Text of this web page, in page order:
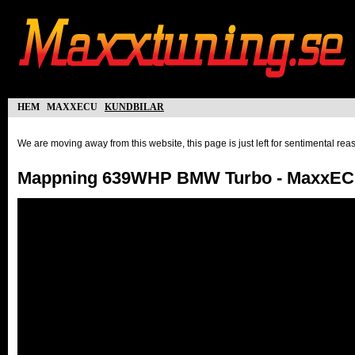
hem maxxecu kundbilar
We are moving away from this website, this page is just left for sentimental
Mappning 639WHP BMW Turbo -